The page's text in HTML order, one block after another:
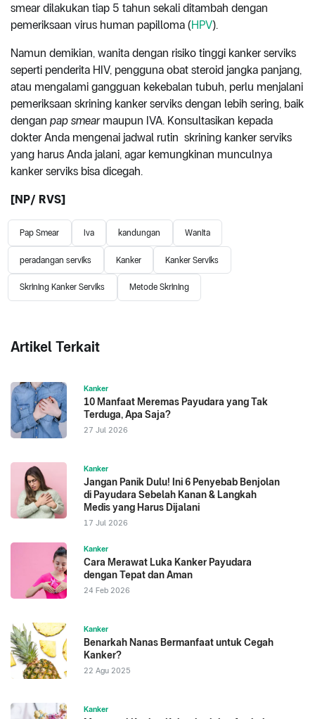
smear dilakukan tiap 5 tahun sekali ditambah dengan
pemeriksaan virus human papilloma (HPV).
Namun demikian, wanita dengan risiko tinggi kanker serviks
seperti penderita HIV, pengguna obat steroid jangka panjang,
atau mengalami gangguan kekebalan tubuh, perlu menjalani
pemeriksaan skrining kanker serviks dengan lebih sering, baik
dengan pap smearmaupun IVA. Konsultasikan kepada
dokter Anda mengenai jadwal rutin skrining kanker serviks
yang harus Anda jalani, agar kemungkinan munculnya
kanker serviks bisa dicegah.
[NP/ RVS]
Pap Smear Iva kandungan Wanita
peradangan serviks Kanker Kanker Serviks
Skrining Kanker Serviks Metode Skrining
Artikel Terkait
Kanker
10 Manfaat Meremas Payudara yang Tak
Terduga, Apa Saja?
27 Jul 2026
Kanker
Jangan Panik Dulu! Ini 6 Penyebab Benjolan
di Payudara Sebelah Kanan & Langkah
Medis yang Harus Dijalani
17 Jul 2026
Kanker
Cara Merawat Luka Kanker Payudara
dengan Tepat dan Aman
24 Feb 2026
Kanker
Benarkah Nanas Bermanfaat untuk Cegah
Kanker?
22 Agu 2025
Kanker